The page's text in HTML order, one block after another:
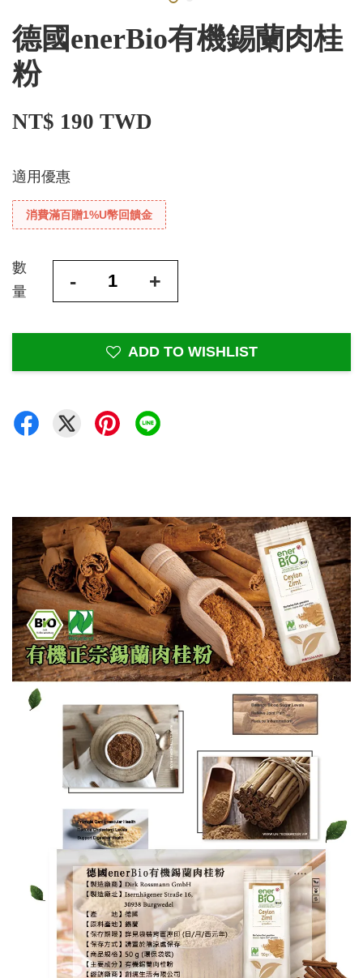
德國enerBio有機錫蘭肉桂
粉
NT$ 190 TWD
適用優惠
消費滿百贈1%U幣回饋金
數
量
- +
ADD TO WISHLIST